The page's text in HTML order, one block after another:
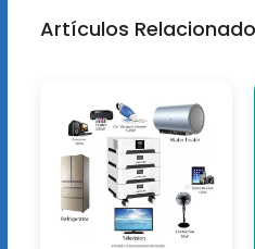
Artículos